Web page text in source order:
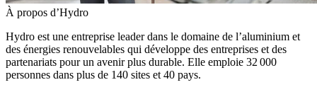
À propos d’Hydro
Hydro est une entreprise leader dans le domaine de l’aluminium et
des énergies renouvelables qui développe des entreprises et des
partenariats pour un avenir plus durable. Elle emploie 32 000
personnes dans plus de 140 sites et 40 pays.